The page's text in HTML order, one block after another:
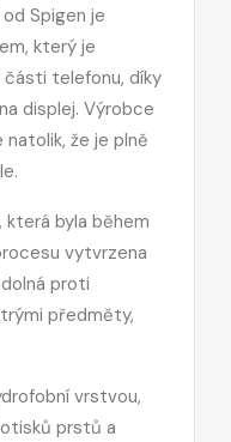
Spigen je
který je
telefonu, díky
displej. Výrobce
že je plně
která byla během
vytvrzena
proti
předměty,
vrstvou,
prstů a